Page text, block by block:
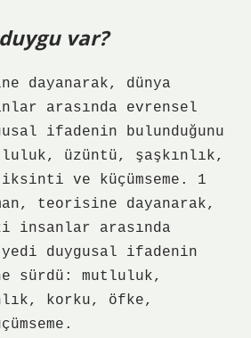
var?
dayanarak, dünya
arasında evrensel
ifadenin bulunduğunu
üzüntü, şaşkınlık,
ve küçümseme. 1
teorisine dayanarak,
insanlar arasında
duygusal ifadenin
sürdü: mutluluk,
korku, öfke,